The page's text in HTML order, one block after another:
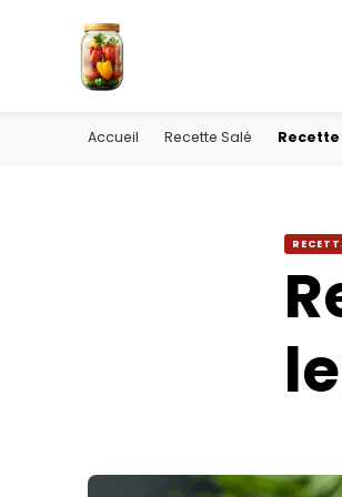
Accueil Recette Salé